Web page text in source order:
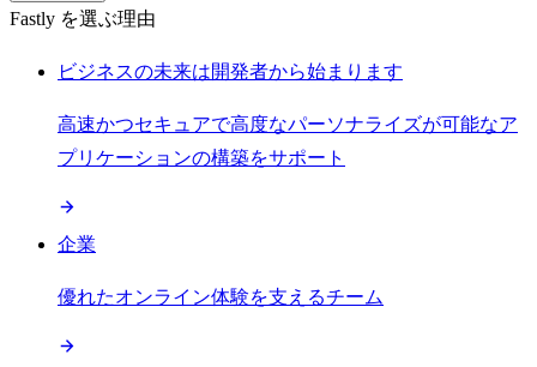
Fastly を選ぶ理由
ビジネスの未来は開発者から始まります
高速かつセキュアで高度なパーソナライズが可能なア
プリケーションの構築をサポート
企業
優れたオンライン体験を支えるチーム